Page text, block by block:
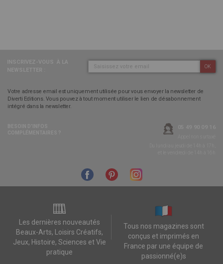
OK
Votre adresse email est uniquement utilisée pour vous envoyer la newsletter de
Diverti Editions. Vous pouvez à tout moment utiliser le lien de désabonnement
intégré dans la newsletter.
Les dernières nouveautés
Beaux-Arts, Loisirs Créatifs,
Jeux, Histoire, Sciences et Vie
pratique
Tous nos magazines sont
conçus et imprimés en
France par une équipe de
passionné(e)s